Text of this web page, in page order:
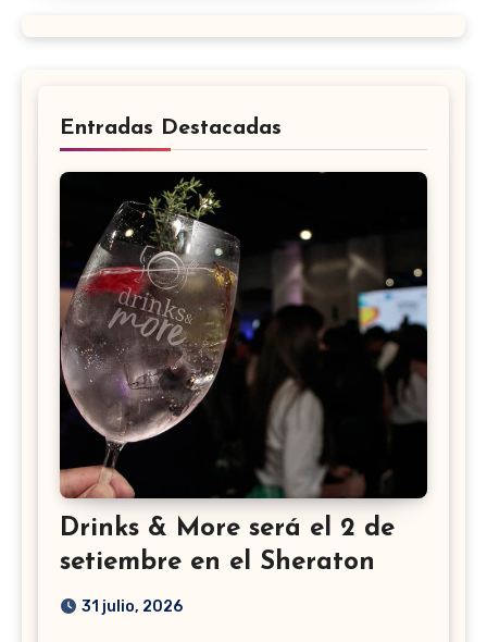
Entradas Destacadas
Drinks & More será el 2 de
setiembre en el Sheraton
31 julio, 2026